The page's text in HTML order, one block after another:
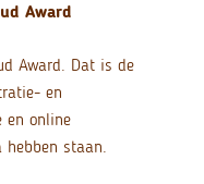
Award
Award. Dat is de
en
en online
hebben staan.